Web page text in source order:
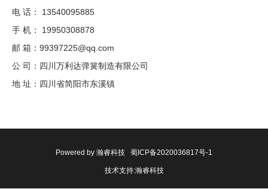
电 话： 13540095885
手 机： 19950308878
邮 箱：99397225@qq.com
公 司：四川万利达弹簧制造有限公司
地 址：四川省简阳市东溪镇
Powered by 瀚睿科技 蜀ICP备2020036817号-1
技术支持:瀚睿科技